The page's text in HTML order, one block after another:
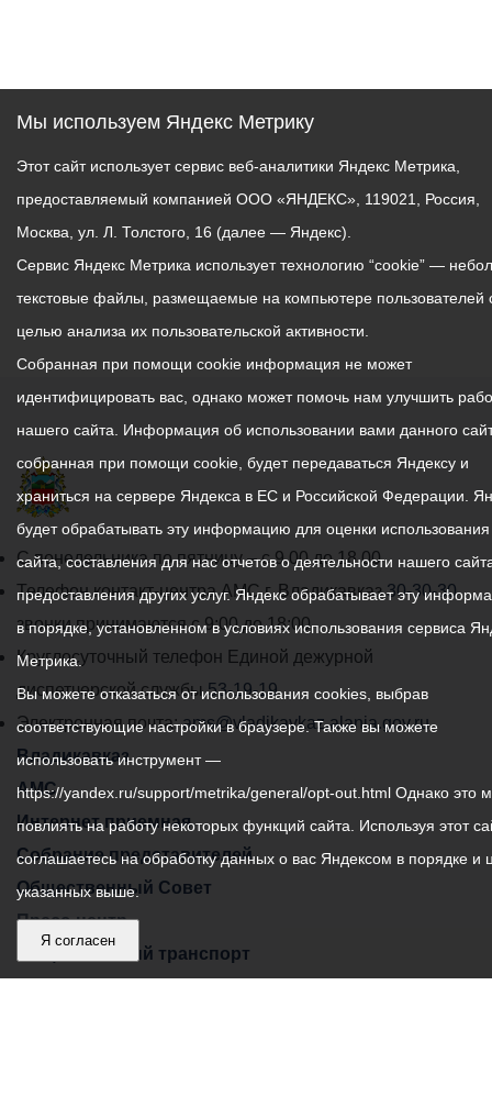
График
работы
администрации
местного
самоуправления
города
Владикавказ:
С понедельника по пятницу – с 9.00 до 18.00
Телефон контакт-центра АМС г. Владикавказ30-30-30
звонки принимаются с 9:00 до 18:00
Круглосуточный телефон Единой дежурной
диспетчерской службы53-19-19
Электронная почта:ams@vladikavkaz.alania.gov.ru
Владикавказ
АМС
Интернет приемная
Собрание представителей
Общественный Совет
Пресс-центр
Общественный транспорт
Мы используем Яндекс Метрику
Этот сайт использует сервис веб-аналитики Яндекс Метрика,
предоставляемый компанией ООО «ЯНДЕКС», 119021, Россия,
Москва, ул. Л. Толстого, 16 (далее — Яндекс).
Сервис Яндекс Метрика использует технологию “cookie” —
текстовые файлы, размещаемые на компьютере пользователей
целью анализа их пользовательской активности.
Собранная при помощи cookie информация не может
идентифицировать вас, однако может помочь нам улучшить
нашего сайта. Информация об использовании вами данного
собранная при помощи cookie, будет передаваться Яндексу и
храниться на сервере Яндекса в ЕС и Российской Федерации.
будет обрабатывать эту информацию для оценки
сайта, составления для нас отчетов о деятельности нашего
предоставления других услуг. Яндекс обрабатывает эту
в порядке, установленном в условиях использования сервиса
Метрика.
Вы можете отказаться от использования cookies, выбрав
соответствующие настройки в браузере. Также вы можете
использовать инструмент —
https://yandex.ru/support/metrika/general/opt-out.html Однако это
повлиять на работу некоторых функций сайта. Используя этот
соглашаетесь на обработку данных о вас Яндексом в порядке и
указанных выше.
Я согласен